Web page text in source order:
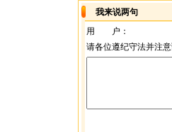
我来说两句
用 户：
请各位遵纪守法并注意